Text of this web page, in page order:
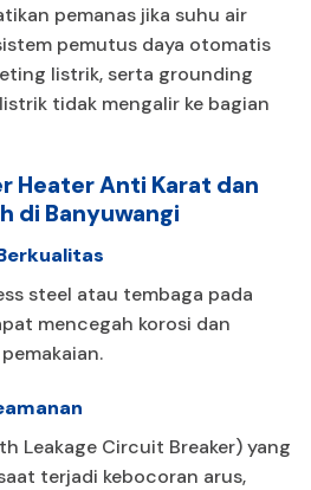
pemanas jika suhu air
pemutus daya otomatis
listrik, serta grounding
tidak mengalir ke bagian
Heater Anti Karat dan
di Banyuwangi
steel atau tembaga pada
mencegah korosi dan
Leakage Circuit Breaker) yang
terjadi kebocoran arus,